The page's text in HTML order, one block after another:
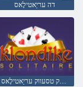
דה עריַאטילָאס
עקידנָאלק טסעווק עריַאטילָאס